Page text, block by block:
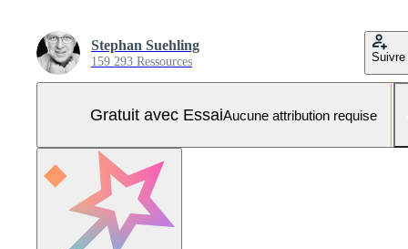
Stephan Suehling
159 293 Ressources Suivre
Gratuit avec EssaiAucune attribution requise